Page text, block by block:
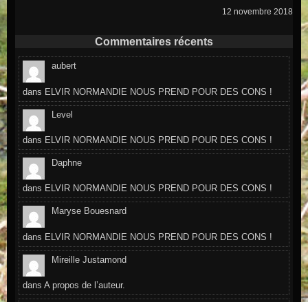
12 novembre 2018
Commentaires récents
aubert
dans ELVIR NORMANDIE NOUS PREND POUR DES CONS !
Level
dans ELVIR NORMANDIE NOUS PREND POUR DES CONS !
Daphne
dans ELVIR NORMANDIE NOUS PREND POUR DES CONS !
Maryse Bouesnard
dans ELVIR NORMANDIE NOUS PREND POUR DES CONS !
Mireille Justamond
dansA propos de l’auteur.